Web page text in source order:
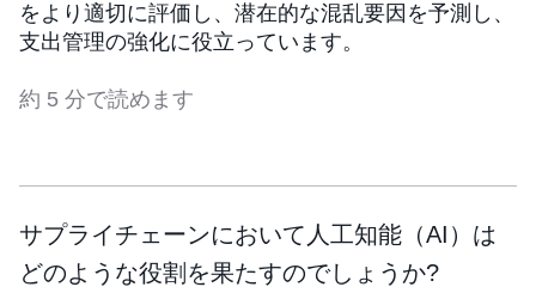
をより適切に評価し、潜在的な混乱要因を予測し、
支出管理の強化に役立っています。
約 5 分で読めます
サプライチェーンにおいて人工知能（AI）は
どのような役割を果たすのでしょうか?